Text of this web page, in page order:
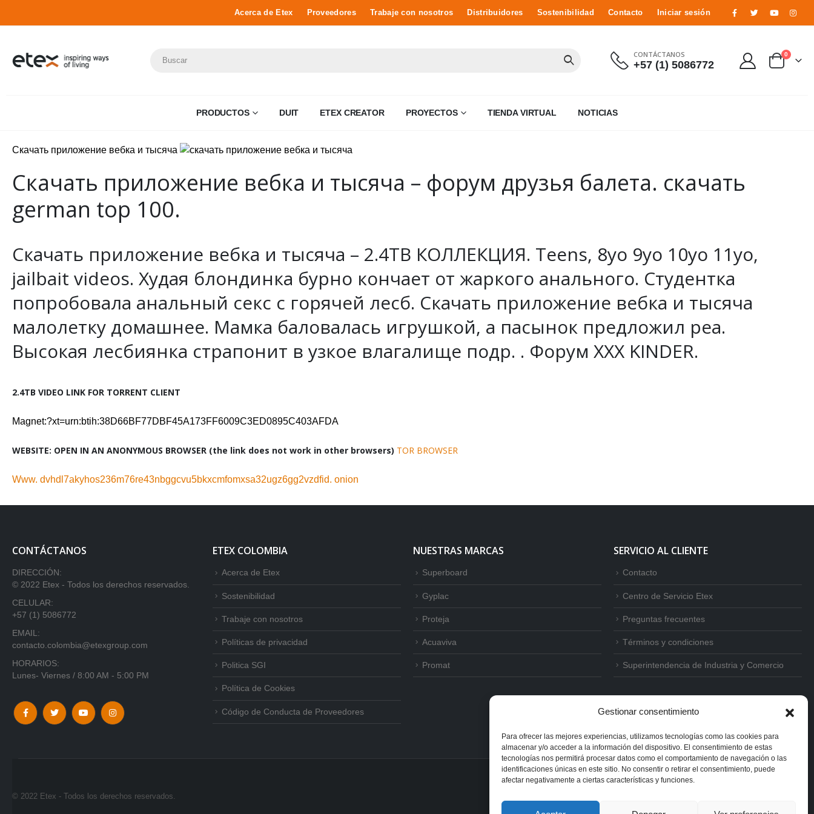
Gestionar consentimiento
Para ofrecer las mejores experiencias, utilizamos tecnologías como las cookies para
almacenar y/o acceder a la información del dispositivo. El consentimiento de estas
tecnologías nos permitirá procesar datos como el comportamiento de navegación o las
identificaciones únicas en este sitio. No consentir o retirar el consentimiento, puede
afectar negativamente a ciertas características y funciones.
Acerca de Etex Proveedores Trabaje con nosotros Distribuidores Sostenibilidad Contacto Iniciar sesión
CONTÁCTANOS
+57 (1) 5086772
0
PRODUCTOS DUIT ETEX CREATOR PROYECTOS TIENDA VIRTUAL NOTICIAS
Скачать приложение вебка и тысяча
Скачать приложение вебка и тысяча – форум друзья балета. скачать
german top 100.
Скачать приложение вебка и тысяча – 2.4TB КОЛЛЕКЦИЯ. Teens, 8yo 9yo 10yo 11yo,
jailbait videos. Худая блондинка бурно кончает от жаркого анального. Студентка
попробовала анальный секс с горячей лесб. Скачать приложение вебка и тысяча
малолетку домашнее. Мамка баловалась игрушкой, а пасынок предложил реа.
Высокая лесбиянка страпонит в узкое влагалище подр. . Форум XXX KINDER.
2.4TB VIDEO LINK FOR TORRENT CLIENT
Magnet:?xt=urn:btih:38D66BF77DBF45A173FF6009C3ED0895C403AFDA
WEBSITE: OPEN IN AN ANONYMOUS BROWSER (the link does not work in other browsers) TOR BROWSER
Www. dvhdl7akyhos236m76re43nbggcvu5bkxcmfomxsa32ugz6gg2vzdfid. onion
CONTÁCTANOS
DIRECCIÓN:
© 2022 Etex - Todos los derechos reservados.
CELULAR:
+57 (1) 5086772
EMAIL:
contacto.colombia@etexgroup.com
HORARIOS:
Lunes- Viernes / 8:00 AM - 5:00 PM
ETEX COLOMBIA
Acerca de Etex
Sostenibilidad
Trabaje con nosotros
Políticas de privacidad
Politica SGI
Política de Cookies
Código de Conducta de Proveedores
NUESTRAS MARCAS
Superboard
Gyplac
Proteja
Acuaviva
Promat
SERVICIO AL CLIENTE
Contacto
Centro de Servicio Etex
Preguntas frecuentes
Términos y condiciones
Superintendencia de Industria y Comercio
© 2022 Etex - Todos los derechos reservados.